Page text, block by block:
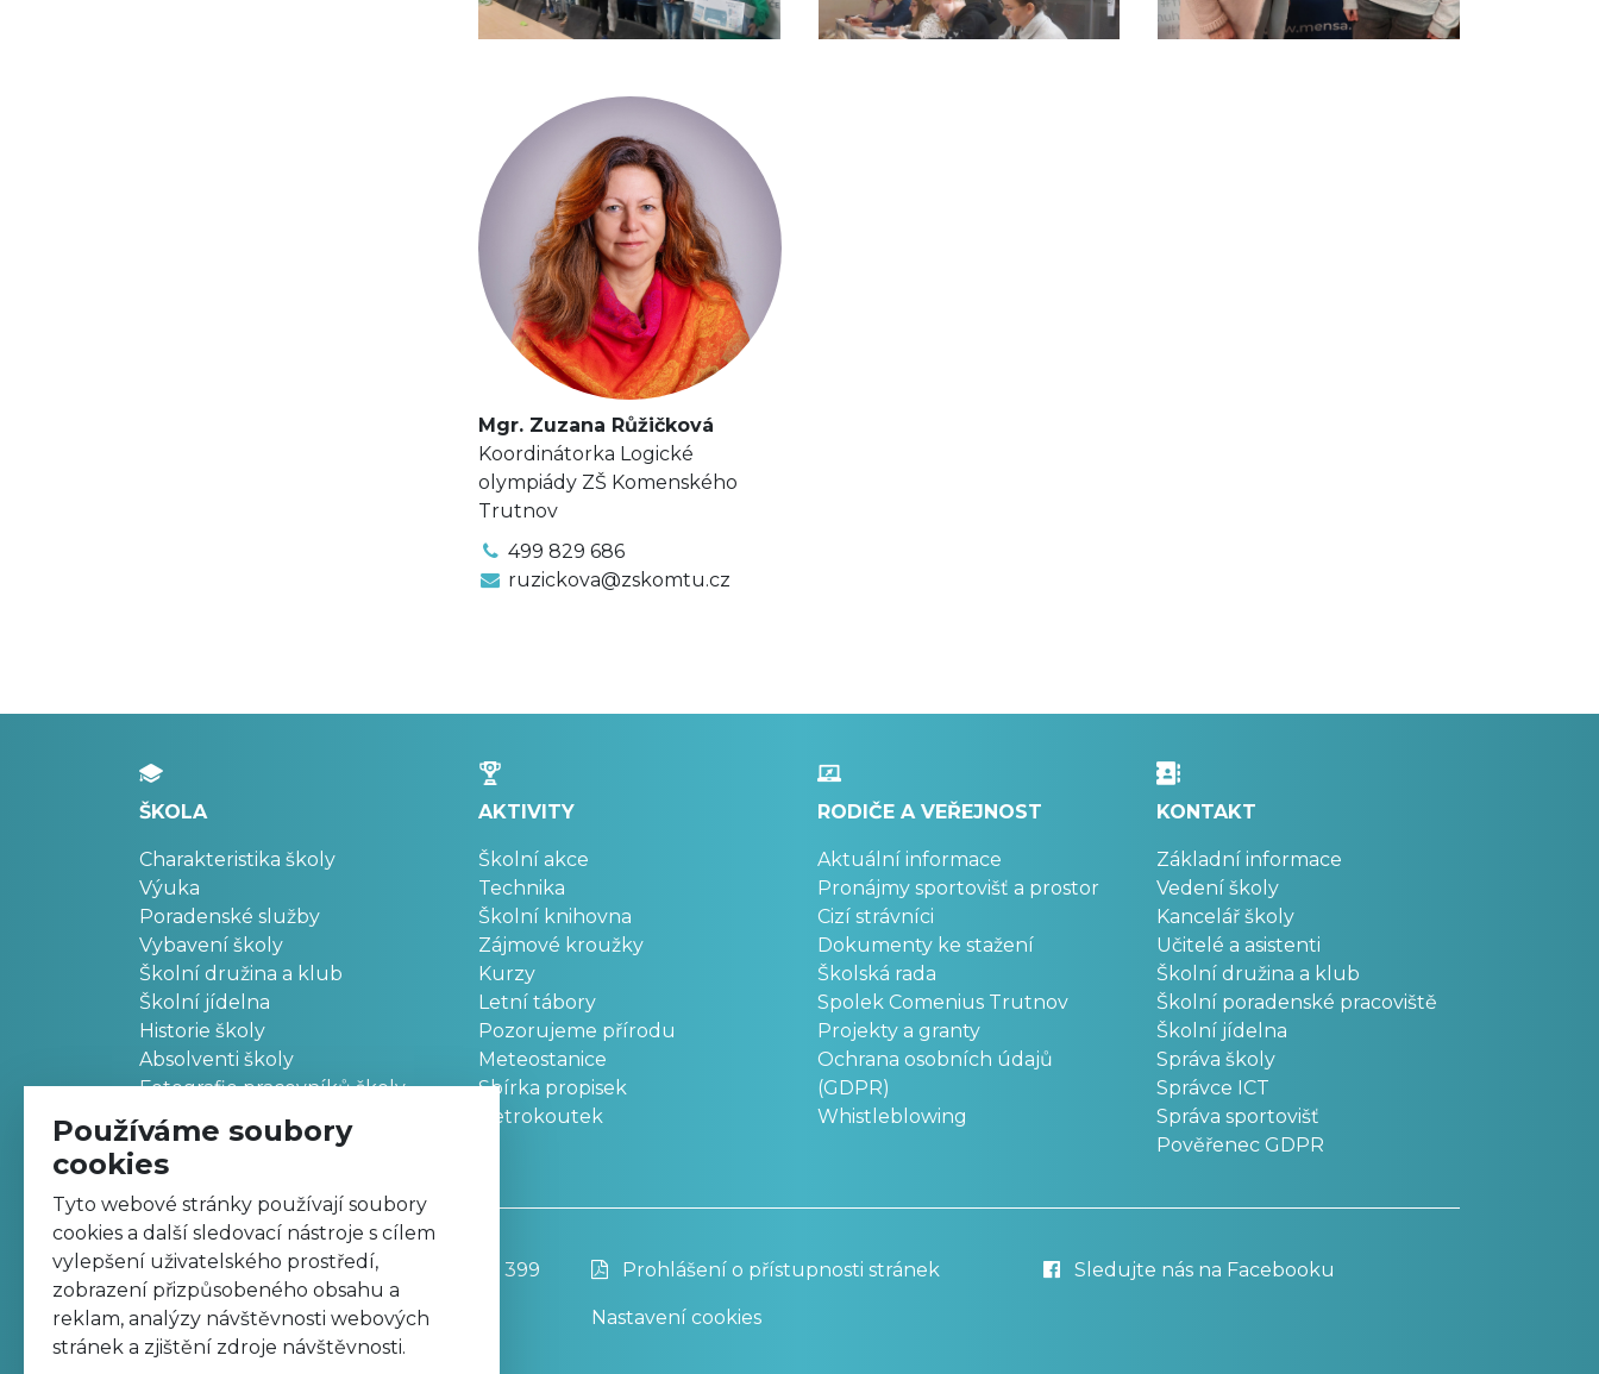
Mgr. Zuzana Růžičková
Koordinátorka Logické
olympiády ZŠ Komenského
Trutnov
499 829 686
ruzickova@zskomtu.cz
ŠKOLA
Charakteristika školy
Výuka
Poradenské služby
Vybavení školy
Školní družina a klub
Školní jídelna
Historie školy
Absolventi školy
Fotografie pracovníků školy
AKTIVITY
Školní akce
Technika
Školní knihovna
Zájmové kroužky
Kurzy
Letní tábory
Pozorujeme přírodu
Meteostanice
Sbírka propisek
Retrokoutek
RODIČE A VEŘEJNOST
Aktuální informace
Pronájmy sportovišť a prostor
Cizí strávníci
Dokumenty ke stažení
Školská rada
Spolek Comenius Trutnov
Projekty a granty
Ochrana osobních údajů
(GDPR)
Whistleblowing
KONTAKT
Základní informace
Vedení školy
Kancelář školy
Učitelé a asistenti
Školní družina a klub
Školní poradenské pracoviště
Školní jídelna
Správa školy
Správce ICT
Správa sportovišť
Pověřenec GDPR
Základní škola, Trutnov, Komenského 399
499 811 195
zskomtu@zskomtu.cz
Prohlášení o přístupnosti stránek
Nastavení cookies
Sledujte nás na Facebooku
Používáme soubory
cookies
Tyto webové stránky používají soubory
cookies a další sledovací nástroje s cílem
vylepšení uživatelského prostředí,
zobrazení přizpůsobeného obsahu a
reklam, analýzy návštěvnosti webových
stránek a zjištění zdroje návštěvnosti.